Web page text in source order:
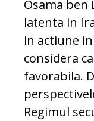
Osama ben
latenta in
in actiune
considera
favorabila.
Regimul